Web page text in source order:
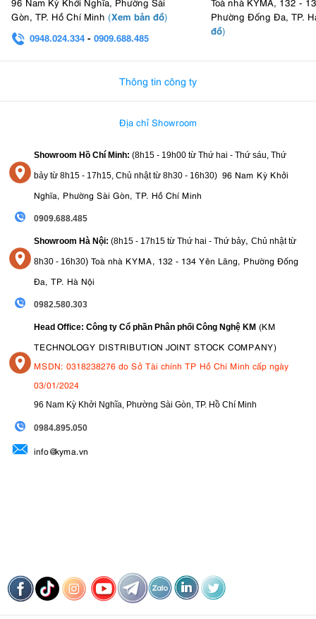
Gòn, TP. Hồ Chí Minh (Xem bản đồ)
0948.024.334 - 0909.688.485
Phường Đống Đa, TP.
đồ)
Thông tin công ty
Địa chỉ Showroom
Showroom Hồ Chí Minh: (8h15 - 19h00 từ Thứ hai - Thứ sáu, Thứ
bảy từ 8h15 - 17h15, Chủ nhật từ 8h30 - 16h30) 96 Nam Kỳ Khởi
Nghĩa, Phường Sài Gòn, TP. Hồ Chí Minh
0909.688.485
Showroom Hà Nội: (8h15 - 17h15 từ Thứ hai - Thứ bảy, Chủ nhật từ
8h30 - 16h30) Toà nhà KYMA, 132 - 134 Yên Lãng, Phường Đống
Đa, TP. Hà Nội
0982.580.303
Head Office: Công ty Cổ phần Phân phối Công Nghệ KM (KM
TECHNOLOGY DISTRIBUTION JOINT STOCK COMPANY)
MSDN: 0318238276 do Sở Tài chính TP Hồ Chí Minh cấp ngày
03/01/2024
96 Nam Kỳ Khởi Nghĩa, Phường Sài Gòn, TP. Hồ Chí Minh
0984.895.050
info@kyma.vn